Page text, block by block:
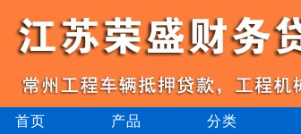
首页 产品 分类